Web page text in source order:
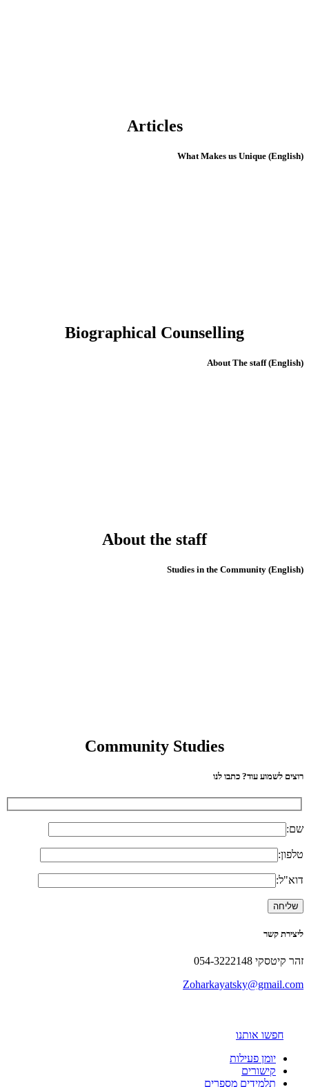
Articles
(English) What Makes us Unique
Biographical Counselling
(English) About The staff
About the staff
(English) Studies in the Community
Community Studies
רוצים לשמוע עוד? כתבו לנו
שם:
טלפון:
דוא"ל:
ליצירת קשר
זהר קיטסקי 054-3222148
Zoharkayatsky@gmail.com
חפשו אותנו
יומן פעילות
קישורים
תלמידים מספרים